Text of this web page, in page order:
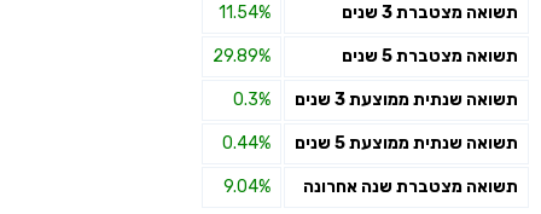
תשואה מצטברת 3 שנים 11.54%
תשואה מצטברת 5 שנים 29.89%
תשואה שנתית ממוצעת 3 שנים 0.3%
תשואה שנתית ממוצעת 5 שנים 0.44%
תשואה מצטברת שנה אחרונה 9.04%